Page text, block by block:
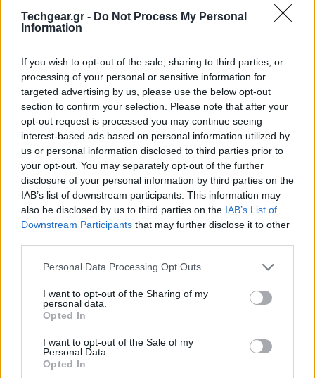
Techgear.gr - Do Not Process My Personal
Information
If you wish to opt-out of the sale, sharing to third parties, or
processing of your personal or sensitive information for
targeted advertising by us, please use the below opt-out
section to confirm your selection. Please note that after your
opt-out request is processed you may continue seeing
interest-based ads based on personal information utilized by
us or personal information disclosed to third parties prior to
your opt-out. You may separately opt-out of the further
disclosure of your personal information by third parties on the
IAB’s list of downstream participants. This information may
also be disclosed by us to third parties on the IAB’s List of
Downstream Participants that may further disclose it to other
Please note that this website/app uses one or more Google
not limited to your visit or usage behaviour. You may click to
grant or deny consent to Google and its third-party tags to
use your data for below specified purposes in below Google
consent section.
Personal Data Processing Opt Outs
I want to opt-out of the Sharing of my
personal data.
Opted In
I want to opt-out of the Sale of my
Personal Data.
Opted In
με τον αρχικό προγραμματισμό, θα διαχειρίζεται η
eu-LISA, ο οργανισμός της ΕΕ για τα μεγάλης
ελευθερίας, ασφάλειας και δικαιοσύνης. Η έδρα του
βρίσκεται στο Ταλίν της Εσθονίας. Η βάση δεδομένων
θα περιλαμβάνει στοιχεία διαβατηρίων, όπως
ονοματεπώνυμο και ημερομηνία γέννησης, τις
ημερομηνίες και τοποθεσίες εισόδου και εξόδου,
καθώς και αν υπήρξε άρνηση εισόδου. Τα βιομετρικά
δεδομένα θα αποθηκεύονται σε ειδικό σύστημα
ταυτοποίησης.
Οι περισσότερες καταχωρήσεις θα διατηρούνται για
τρία χρόνια, αλλά αν δεν υπάρχει καταγεγραμμένη
έξοδος, η διατήρηση θα επεκτείνεται σε πέντε χρόνια
παραμονής. Παρά τις βελτιώσεις που έγιναν σε σχέση
με τα αρχικά σχέδια, οργανώσεις όπως η
επίπεδο συλλογής δεδομένων είναι δυσανάλογο και
περιττό.